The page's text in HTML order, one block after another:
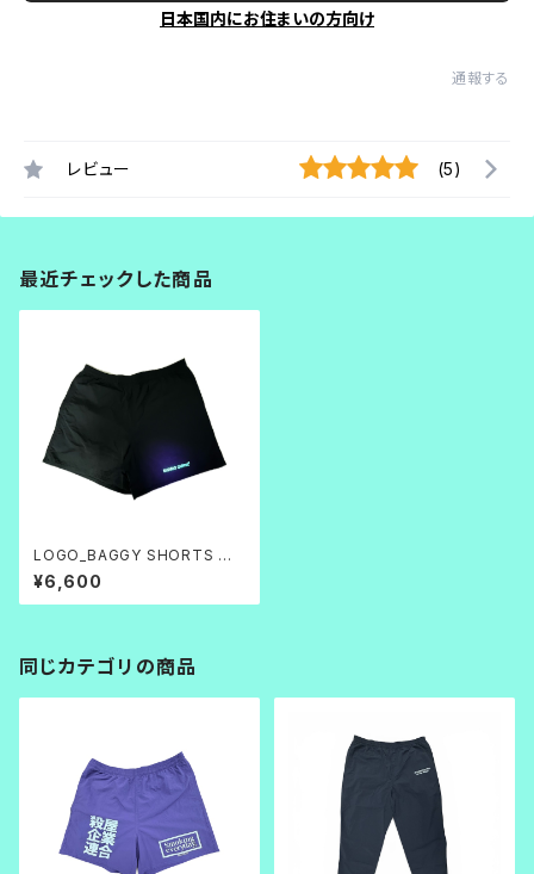
日本国内にお住まいの方向け
通報する
レビュー (5)
最近チェックした商品
LOGO_BAGGY SHORTS 蓄
光
¥6,600
同じカテゴリの商品